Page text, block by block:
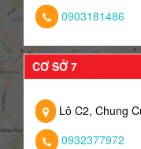
0903181486
CƠ SỞ 7
Lô C2, Chung
0932377972